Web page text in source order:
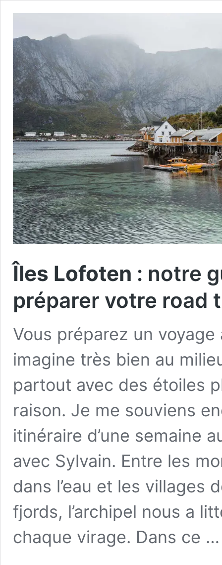
Îles Lofoten : notre
préparer votre road
Vous préparez un
imagine très bien au
partout avec des étoiles
raison. Je me souviens
itinéraire d’une semaine
avec Sylvain. Entre les
dans l’eau et les villages
fjords, l’archipel nous a
chaque virage. Dans ce